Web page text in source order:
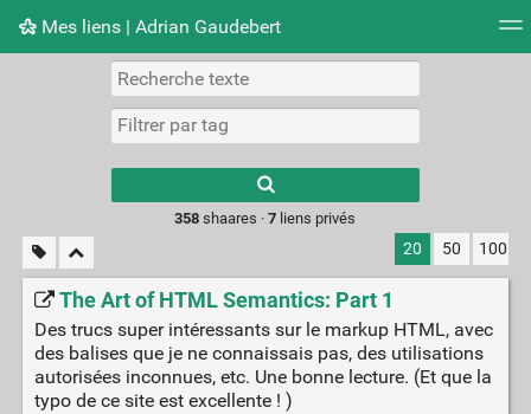
Mes liens | Adrian Gaudebert
Nuage de tags Mur d'images
results.
358 shaares ·7 liens privés
20 50 100
The Art of HTML Semantics: Part 1
Des trucs super intéressants sur le markup HTML, avec
des balises que je ne connaissais pas, des utilisations
autorisées inconnues, etc. Une bonne lecture. (Et que la
typo de ce site est excellente ! )